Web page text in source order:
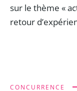
sur le thème «
retour
CONCURRENCE